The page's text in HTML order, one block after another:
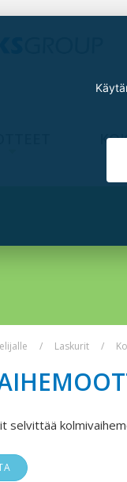
Laskurit
selvittää